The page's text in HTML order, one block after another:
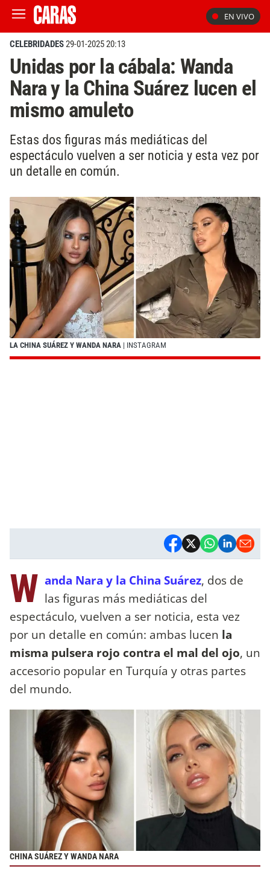
EN VIVO
CELEBRIDADES29-01-2025 20:13
Unidas por la cábala: Wanda
Nara y la China Suárez lucen el
mismo amuleto
Estas dos figuras más mediáticas del
espectáculo vuelven a ser noticia y esta vez por
un detalle en común.
LA CHINA SUÁREZ Y WANDA NARA | INSTAGRAM
W anda Nara y la China Suárez, dos de
las figuras más mediáticas del
espectáculo, vuelven a ser noticia, esta vez
por un detalle en común: ambas lucen la
misma pulsera rojo contra el mal del ojo, un
accesorio popular en Turquía y otras partes
del mundo.
CHINA SUÁREZ Y WANDA NARA